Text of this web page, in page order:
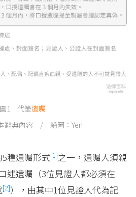
圖1 代筆遺囑
辭典內容 / 繪圖：Yen
種遺囑形式[1]之一，遺囑人須親
口述遺囑（3位見證人都必須在
[2]），由其中1位見證人代為記